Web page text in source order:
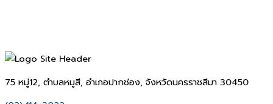
75 หมู่12, ตำบลหมูสี, อำเภอปากช่อง, จังหวัดนครราชสีมา 30450